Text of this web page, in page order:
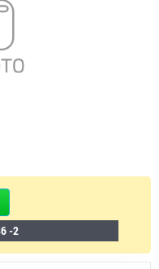
-2